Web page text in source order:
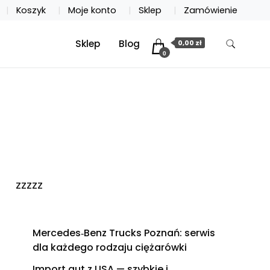
Koszyk Moje konto Sklep Zamówienie
Sklep Blog
0
0,00 zł
zzzzz
Mercedes‑Benz Trucks Poznań: serwis
dla każdego rodzaju ciężarówki